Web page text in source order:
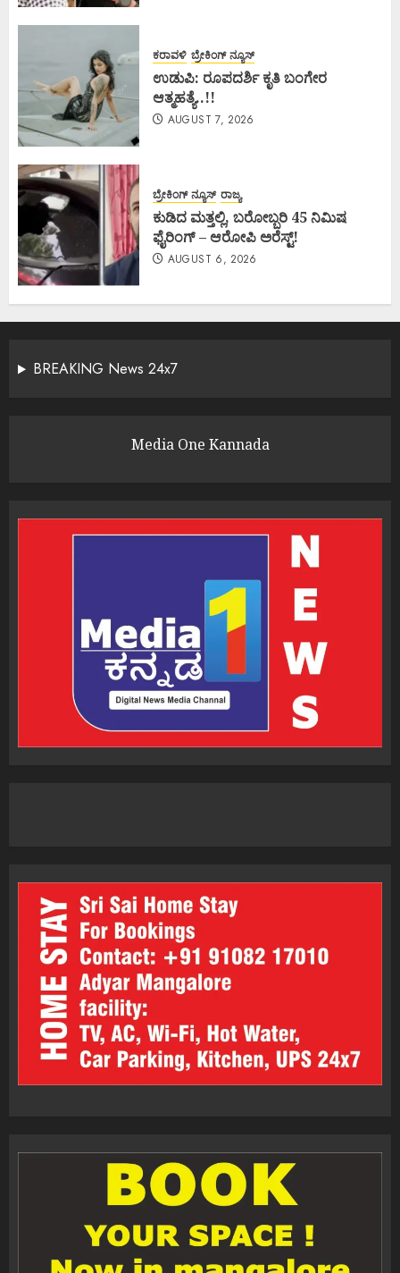
ಕರಾವಳಿ ಬ್ರೇಕಿಂಗ್ ನ್ಯೂಸ್
ಉಡುಪಿ: ರೂಪದರ್ಶಿ ಕೃತಿ ಬಂಗೇರ
ಆತ್ಮಹತ್ಯೆ..!!
AUGUST 7, 2026
ಬ್ರೇಕಿಂಗ್ ನ್ಯೂಸ್ ರಾಜ್ಯ
ಕುಡಿದ ಮತ್ತಲ್ಲಿ, ಬರೋಬ್ಬರಿ 45 ನಿಮಿಷ
ಫೈರಿಂಗ್ – ಆರೋಪಿ ಅರೆಸ್ಟ್!
AUGUST 6, 2026
BREAKING News 24x7
Media One Kannada